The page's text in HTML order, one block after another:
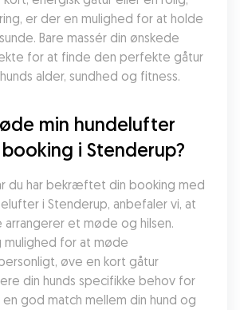
er der en mulighed for at holde
Bare massér din ønskede
for at finde den perfekte gåtur
alder, sundhed og fitness.
min hundelufter
i Stenderup?
du har bekræftet din booking med
i Stenderup, anbefaler vi, at
arrangerer et møde og hilsen.
for at møde
øve en kort gåtur
din hunds specifikke behov for
god match mellem din hund og